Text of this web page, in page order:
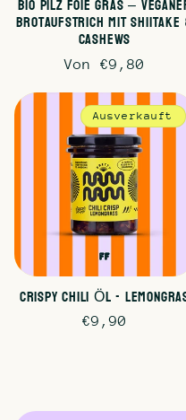
Bio Pilz Foie Gras –
Brotaufstrich mit Shiitake
Cashews
Normaler
Von €9,80
Ausverkauft
Crispy Chili Öl -
Normaler
€9,90